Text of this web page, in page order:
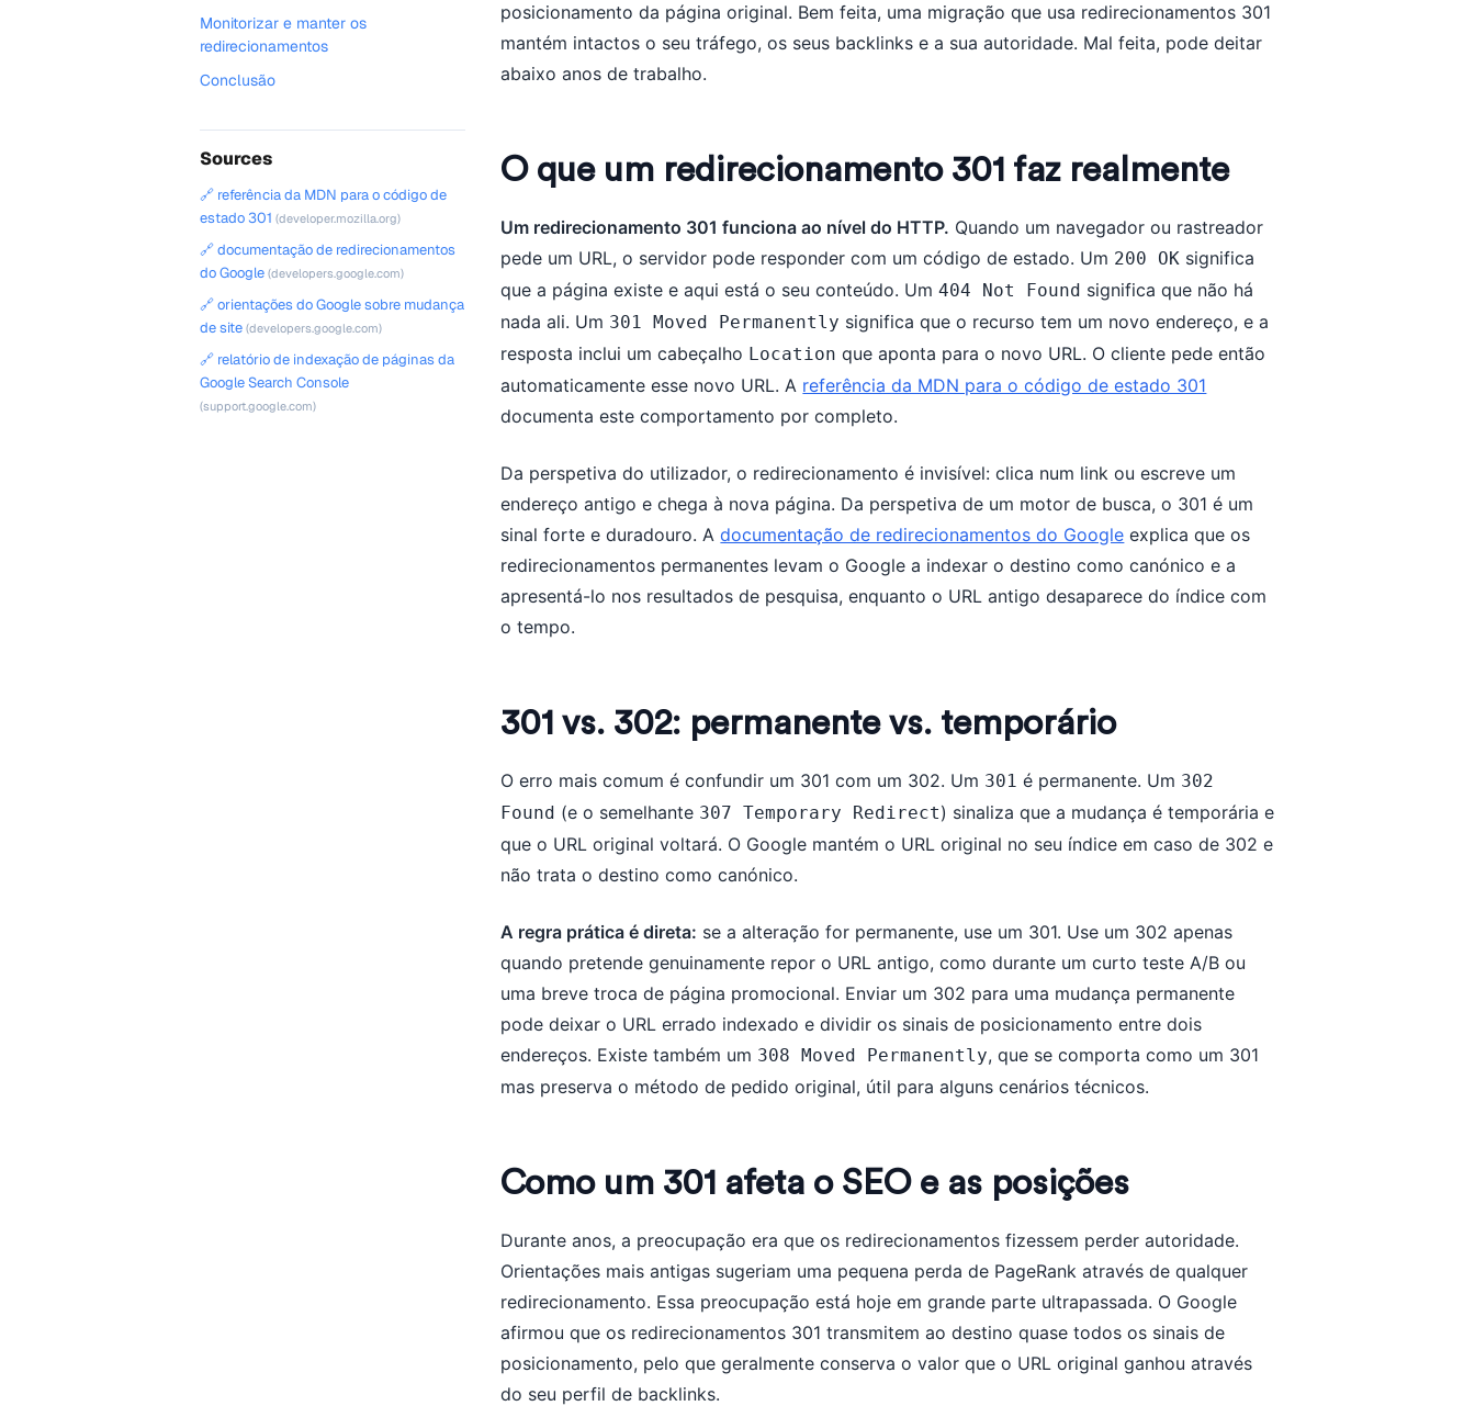
Monitorizar e manter os
redirecionamentos
Conclusão
Sources
🔗 referência da MDN para o código de
estado 301 (developer.mozilla.org)
🔗 documentação de redirecionamentos
do Google (developers.google.com)
🔗 orientações do Google sobre mudança
de site (developers.google.com)
🔗 relatório de indexação de páginas da
Google Search Console
(support.google.com)
posicionamento da página original. Bem feita, uma migração que usa redirecionamentos 301
mantém intactos o seu tráfego, os seus backlinks e a sua autoridade. Mal feita, pode deitar
abaixo anos de trabalho.
O que um redirecionamento 301 faz realmente
Um redirecionamento 301 funciona ao nível do HTTP. Quando um navegador ou rastreador
pede um URL, o servidor pode responder com um código de estado. Um 200 OK significa
que a página existe e aqui está o seu conteúdo. Um404 Not Found significa que não há
nada ali. Um 301 Moved Permanently significa que o recurso tem um novo endereço, e a
resposta inclui um cabeçalho Location que aponta para o novo URL. O cliente pede então
automaticamente esse novo URL. A referência da MDN para o código de estado 301
documenta este comportamento por completo.
Da perspetiva do utilizador, o redirecionamento é invisível: clica num link ou escreve um
endereço antigo e chega à nova página. Da perspetiva de um motor de busca, o 301 é um
sinal forte e duradouro. Adocumentação de redirecionamentos do Google explica que os
redirecionamentos permanentes levam o Google a indexar o destino como canónico e a
apresentá-lo nos resultados de pesquisa, enquanto o URL antigo desaparece do índice com
o tempo.
301 vs. 302: permanente vs. temporário
O erro mais comum é confundir um 301 com um 302. Um 301 é permanente. Um 302
Found (e o semelhante 307 Temporary Redirect) sinaliza que a mudança é temporária e
que o URL original voltará. O Google mantém o URL original no seu índice em caso de 302 e
não trata o destino como canónico.
A regra prática é direta: se a alteração for permanente, use um 301. Use um 302 apenas
quando pretende genuinamente repor o URL antigo, como durante um curto teste A/B ou
uma breve troca de página promocional. Enviar um 302 para uma mudança permanente
pode deixar o URL errado indexado e dividir os sinais de posicionamento entre dois
endereços. Existe também um 308 Moved Permanently, que se comporta como um 301
mas preserva o método de pedido original, útil para alguns cenários técnicos.
Como um 301 afeta o SEO e as posições
Durante anos, a preocupação era que os redirecionamentos fizessem perder autoridade.
Orientações mais antigas sugeriam uma pequena perda de PageRank através de qualquer
redirecionamento. Essa preocupação está hoje em grande parte ultrapassada. O Google
afirmou que os redirecionamentos 301 transmitem ao destino quase todos os sinais de
posicionamento, pelo que geralmente conserva o valor que o URL original ganhou através
do seu perfil de backlinks.